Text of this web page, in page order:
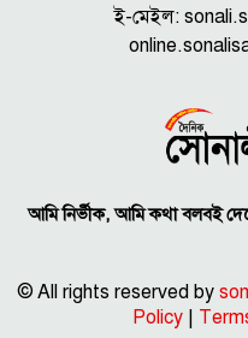
ই-মেইল:
আমি নির্ভীক, আমি কথা বলবই
© All rights reserved by
Policy|